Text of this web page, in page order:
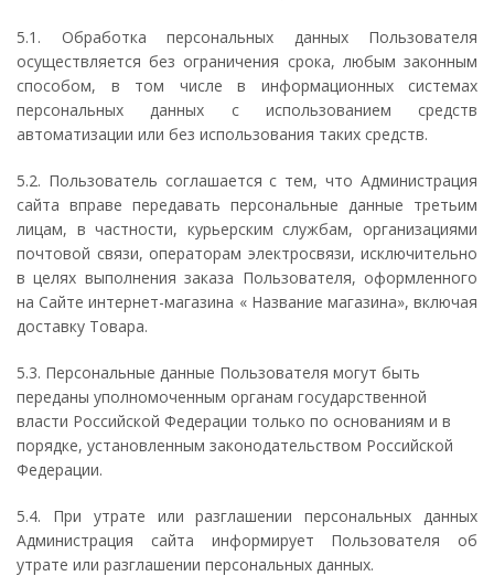
5.1. Обработка персональных данных Пользователя
осуществляется без ограничения срока, любым законным
способом, в том числе в информационных системах
персональных данных с использованием средств
автоматизации или без использования таких средств.
5.2. Пользователь соглашается с тем, что Администрация
сайта вправе передавать персональные данные третьим
лицам, в частности, курьерским службам, организациями
почтовой связи, операторам электросвязи, исключительно
в целях выполнения заказа Пользователя, оформленного
на Сайте интернет-магазина « Название магазина», включая
доставку Товара.
5.3. Персональные данные Пользователя могут быть
переданы уполномоченным органам государственной
власти Российской Федерации только по основаниям и в
порядке, установленным законодательством Российской
Федерации.
5.4. При утрате или разглашении персональных данных
Администрация сайта информирует Пользователя об
утрате или разглашении персональных данных.